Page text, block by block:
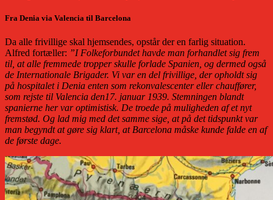
Fra Denia via Valencia til Barcelona
Da alle frivillige skal hjemsendes, opstår der en farlig situation.
Alfred fortæller: ”I Folkeforbundet havde man forhandlet sig frem
til, at alle fremmede tropper skulle forlade Spanien, og dermed også
de Internationale Brigader. Vi var en del frivillige, der opholdt sig
på hospitalet i Denia enten som rekonvalescenter eller chauffører,
som rejste til Valencia den17. januar 1939. Stemningen blandt
spanierne her var optimistisk. De troede på muligheden af et nyt
fremstød. Og lad mig med det samme sige, at på det tidspunkt var
man begyndt at gøre sig klart, at Barcelona måske kunde falde en af
de første dage.